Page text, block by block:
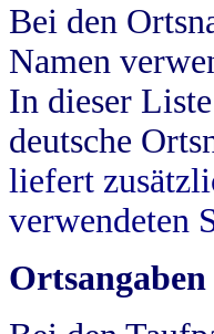
Bei den
Namen
In dieser
deutsche
liefert
verwendeten